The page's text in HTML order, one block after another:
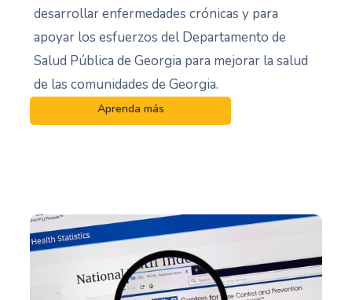
desarrollar enfermedades crónicas y para
apoyar los esfuerzos del Departamento de
Salud Pública de Georgia para mejorar la salud
de las comunidades de Georgia.
Aprenda más